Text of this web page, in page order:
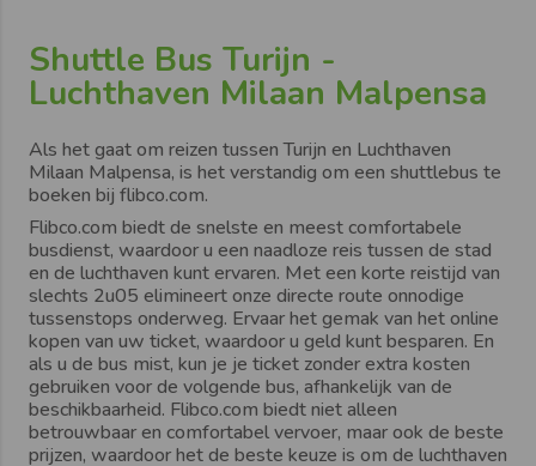
Shuttle Bus Turijn -
Luchthaven Milaan Malpensa
Als het gaat om reizen tussenTurijn en Luchthaven
Milaan Malpensa, is het verstandig om een shuttlebus te
boeken bij flibco.com.
Flibco.com biedt de snelste en meest comfortabele
busdienst, waardoor u een naadloze reis tussen de stad
en de luchthaven kunt ervaren. Met een korte reistijd van
slechts 2u05 elimineert onze directe route onnodige
tussenstops onderweg. Ervaar het gemak van hetonline
kopen van uw ticket, waardoor u geld kunt besparen. En
als u de bus mist, kun je je ticket zonder extra kosten
gebruiken voor de volgende bus, afhankelijk van de
beschikbaarheid. Flibco.com biedt niet alleen
betrouwbaar en comfortabel vervoer, maar ook de beste
prijzen, waardoor het de beste keuze is om de luchthaven